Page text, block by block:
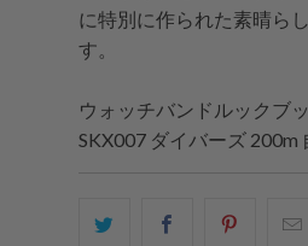
に特別に作られた素晴ら
す。
ウォッチバンドルックブ
SKX007 ダイバーズ 200m
FacebookPinterest